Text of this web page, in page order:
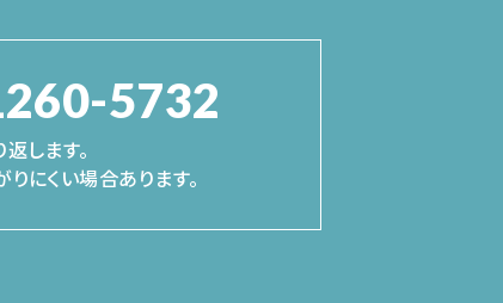
5732
します。
にくい場合あります。